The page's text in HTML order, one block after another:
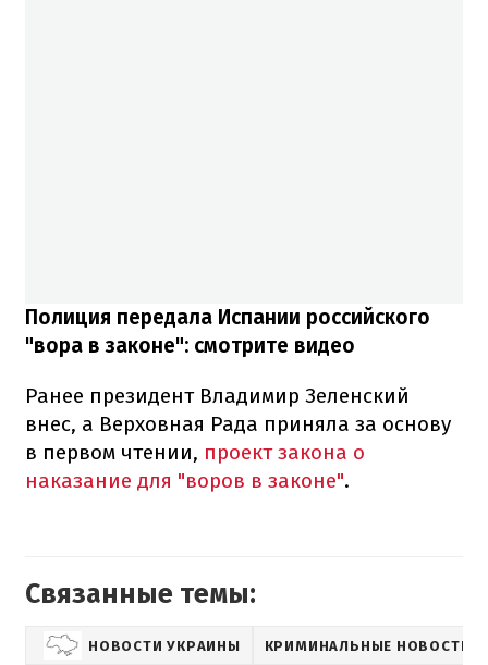
Полиция передала Испании российского
"вора в законе": смотрите видео
Ранее президент Владимир Зеленский
внес, а Верховная Рада приняла за основу
в первом чтении, проект закона о
наказание для "воров в законе".
Связанные темы:
НОВОСТИ УКРАИНЫ КРИМИНАЛЬНЫЕ НОВОСТИ